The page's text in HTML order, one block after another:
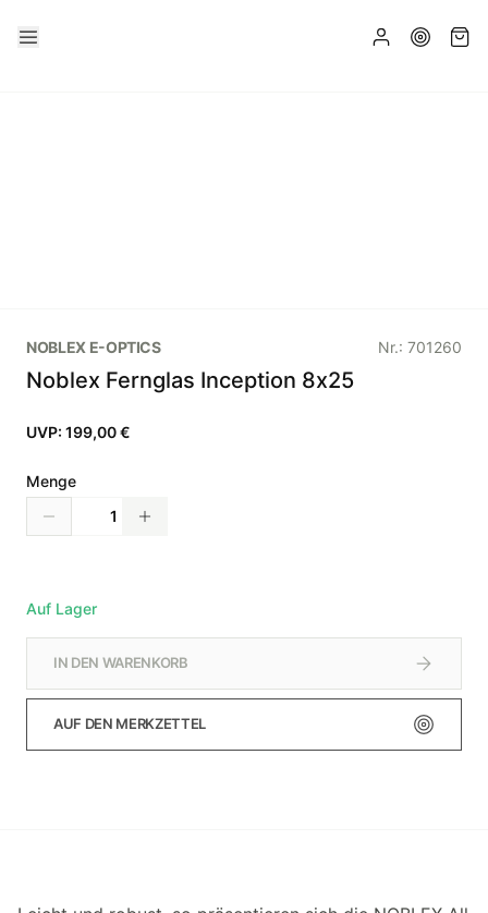
NOBLEX E-OPTICS Nr.: 701260
Noblex Fernglas Inception 8x25
UVP: 199,00 €
Menge
Auf Lager
IN DEN WARENKORB
AUF DEN MERKZETTEL